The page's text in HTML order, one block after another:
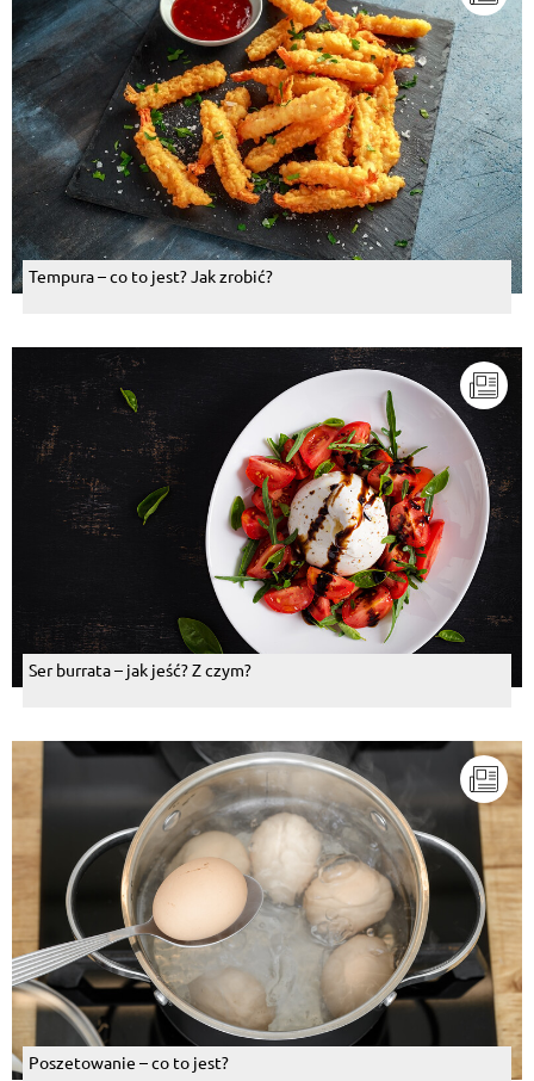
Tempura – co to jest? Jak zrobić?
Ser burrata – jak jeść? Z czym?
Poszetowanie – co to jest?